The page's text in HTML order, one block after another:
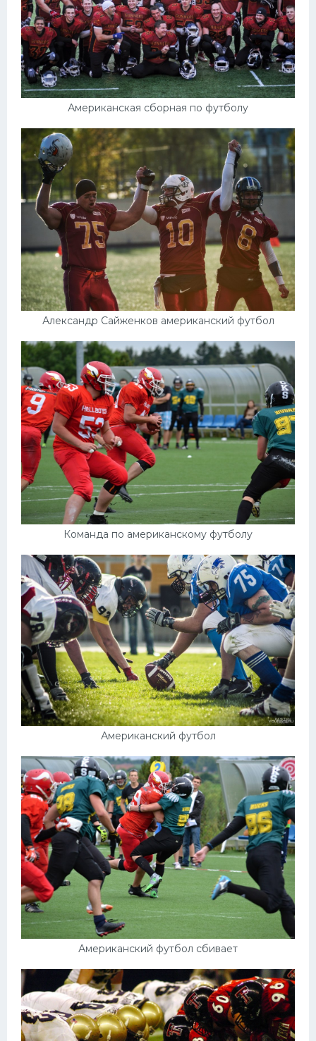
Американская сборная по футболу
Александр Сайженков американский футбол
Команда по американскому футболу
Американский футбол
Американский футбол сбивает